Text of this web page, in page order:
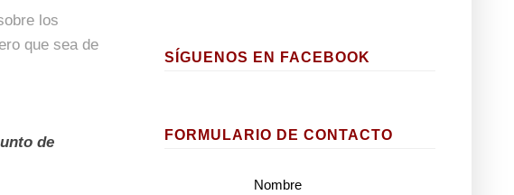
los
que sea de
de
SÍGUENOS EN FACEBOOK
FORMULARIO DE CONTACTO
Nombre